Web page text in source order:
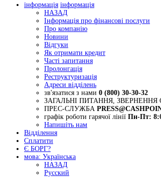
інформація інформація
НАЗАД
Інформація про фінансові послуги
Про компанію
Новини
Відгуки
Як отримати кредит
Часті запитання
Пролонгація
Реструктуризація
Адреси відділень
зв'язатися з нами 0 (800) 30-30-32
ЗАГАЛЬНІ ПИТАННЯ, ЗВЕРНЕННЯ
ПРЕС-СЛУЖБА
графік роботи гарячої лінії Пн-Пт:
Напишіть нам
Відділення
Сплатити
Є БОРГ?
мова: Українська
НАЗАД
Русский